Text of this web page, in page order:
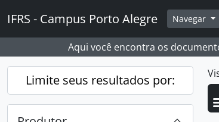
IFRS - Campus Porto Alegre Navegar
Aqui você encontra os
Limite seus resultados por: